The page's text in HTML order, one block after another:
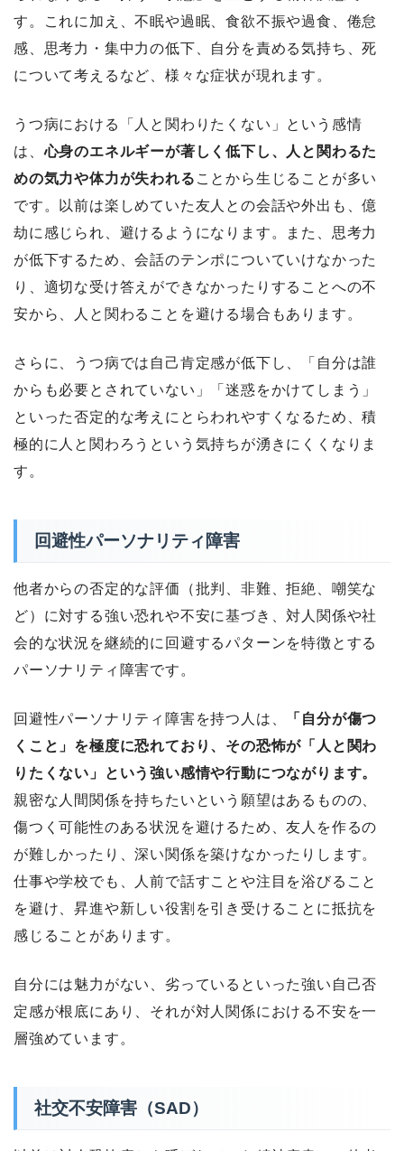
す。これに加え、不眠や過眠、食欲不振や過食、倦怠
感、思考力・集中力の低下、自分を責める気持ち、死
について考えるなど、様々な症状が現れます。
うつ病における「人と関わりたくない」という感情
は、心身のエネルギーが著しく低下し、人と関わるた
めの気力や体力が失われる ことから生じることが多い
です。以前は楽しめていた友人との会話や外出も、億
劫に感じられ、避けるようになります。また、思考力
が低下するため、会話のテンポについていけなかった
り、適切な受け答えができなかったりすることへの不
安から、人と関わることを避ける場合もあります。
さらに、うつ病では自己肯定感が低下し、「自分は誰
からも必要とされていない」「迷惑をかけてしまう」
といった否定的な考えにとらわれやすくなるため、積
極的に人と関わろうという気持ちが湧きにくくなりま
す。
回避性パーソナリティ障害
他者からの否定的な評価（批判、非難、拒絶、嘲笑な
ど）に対する強い恐れや不安に基づき、対人関係や社
会的な状況を継続的に回避するパターンを特徴とする
パーソナリティ障害です。
回避性パーソナリティ障害を持つ人は、
「自分が傷つ
くこと」を極度に恐れており、その恐怖が「人と関わ
りたくない」という強い感情や行動につながります。
親密な人間関係を持ちたいという願望はあるものの、
傷つく可能性のある状況を避けるため、友人を作るの
が難しかったり、深い関係を築けなかったりします。
仕事や学校でも、人前で話すことや注目を浴びること
を避け、昇進や新しい役割を引き受けることに抵抗を
感じることがあります。
自分には魅力がない、劣っているといった強い自己否
定感が根底にあり、それが対人関係における不安を一
層強めています。
社交不安障害（SAD）